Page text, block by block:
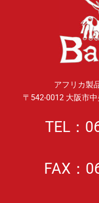
アフリカ製
〒542-0012 大阪市
TEL：
FAX：